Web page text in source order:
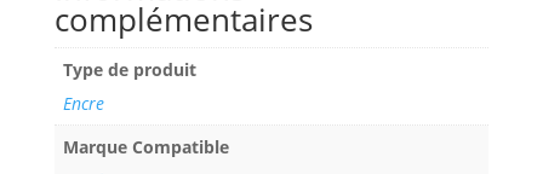
complémentaires
Type de produit
Encre
Marque Compatible